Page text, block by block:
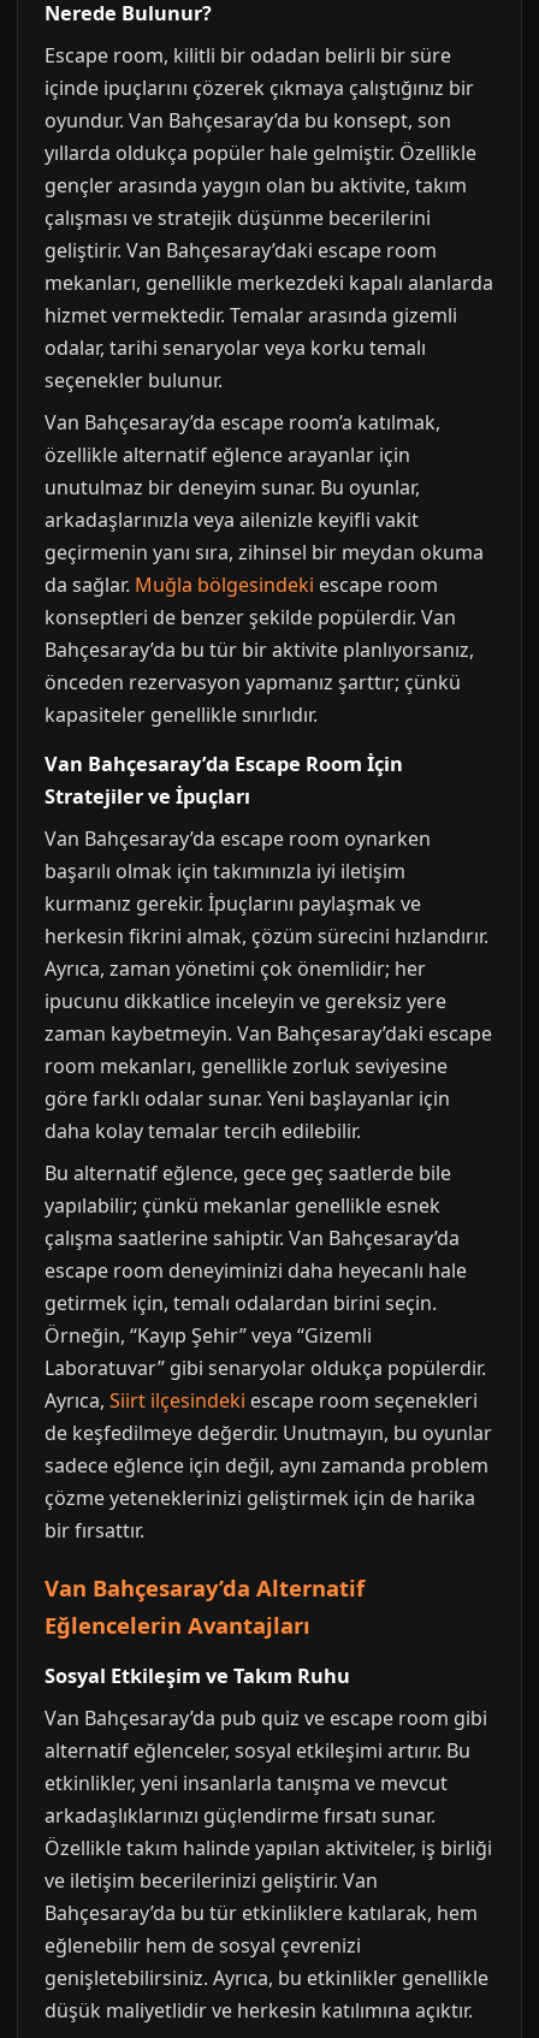
Nerede Bulunur?
Escape room, kilitli bir odadan belirli bir süre
içinde ipuçlarını çözerek çıkmaya çalıştığınız bir
oyundur. Van Bahçesaray’da bu konsept, son
yıllarda oldukça popüler hale gelmiştir. Özellikle
gençler arasında yaygın olan bu aktivite, takım
çalışması ve stratejik düşünme becerilerini
geliştirir. Van Bahçesaray’daki escape room
mekanları, genellikle merkezdeki kapalı alanlarda
hizmet vermektedir. Temalar arasında gizemli
odalar, tarihi senaryolar veya korku temalı
seçenekler bulunur.
Van Bahçesaray’da escape room’a katılmak,
özellikle alternatif eğlence arayanlar için
unutulmaz bir deneyim sunar. Bu oyunlar,
arkadaşlarınızla veya ailenizle keyifli vakit
geçirmenin yanı sıra, zihinsel bir meydan okuma
da sağlar. Muğla bölgesindeki escape room
konseptleri de benzer şekilde popülerdir. Van
Bahçesaray’da bu tür bir aktivite planlıyorsanız,
önceden rezervasyon yapmanız şarttır; çünkü
kapasiteler genellikle sınırlıdır.
Van Bahçesaray’da Escape Room İçin
Stratejiler ve İpuçları
Van Bahçesaray’da escape room oynarken
başarılı olmak için takımınızla iyi iletişim
kurmanız gerekir. İpuçlarını paylaşmak ve
herkesin fikrini almak, çözüm sürecini hızlandırır.
Ayrıca, zaman yönetimi çok önemlidir; her
ipucunu dikkatlice inceleyin ve gereksiz yere
zaman kaybetmeyin. Van Bahçesaray’daki escape
room mekanları, genellikle zorluk seviyesine
göre farklı odalar sunar. Yeni başlayanlar için
daha kolay temalar tercih edilebilir.
Bu alternatif eğlence, gece geç saatlerde bile
yapılabilir; çünkü mekanlar genellikle esnek
çalışma saatlerine sahiptir. Van Bahçesaray’da
escape room deneyiminizi daha heyecanlı hale
getirmek için, temalı odalardan birini seçin.
Örneğin, “Kayıp Şehir” veya “Gizemli
Laboratuvar” gibi senaryolar oldukça popülerdir.
Ayrıca, Siirt ilçesindeki escape room seçenekleri
de keşfedilmeye değerdir. Unutmayın, bu oyunlar
sadece eğlence için değil, aynı zamanda problem
çözme yeteneklerinizi geliştirmek için de harika
bir fırsattır.
Van Bahçesaray’da Alternatif
Eğlencelerin Avantajları
Sosyal Etkileşim ve Takım Ruhu
Van Bahçesaray’da pub quiz ve escape room gibi
alternatif eğlenceler, sosyal etkileşimi artırır. Bu
etkinlikler, yeni insanlarla tanışma ve mevcut
arkadaşlıklarınızı güçlendirme fırsatı sunar.
Özellikle takım halinde yapılan aktiviteler, iş birliği
ve iletişim becerilerinizi geliştirir. Van
Bahçesaray’da bu tür etkinliklere katılarak, hem
eğlenebilir hem de sosyal çevrenizi
genişletebilirsiniz. Ayrıca, bu etkinlikler genellikle
düşük maliyetlidir ve herkesin katılımına açıktır.